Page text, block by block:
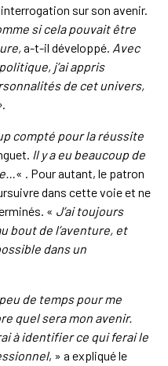
sur son avenir.
si cela pouvait être
a-t-il développé. Avec
j’ai appris
de cet univers,
.
compté pour la réussite
Il y a eu beaucoup de
« . Pour autant, le patron
dans cette voie et ne
« J’ai toujours
bout de l’aventure, et
dans un
de temps pour me
quel sera mon avenir.
à identifier ce qui ferai le
, » a expliqué le